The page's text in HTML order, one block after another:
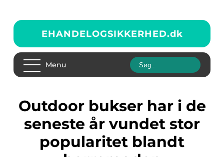
EHANDELOGSIKKERHED.dk
Menu
Outdoor bukser har i de
seneste år vundet stor
popularitet blandt